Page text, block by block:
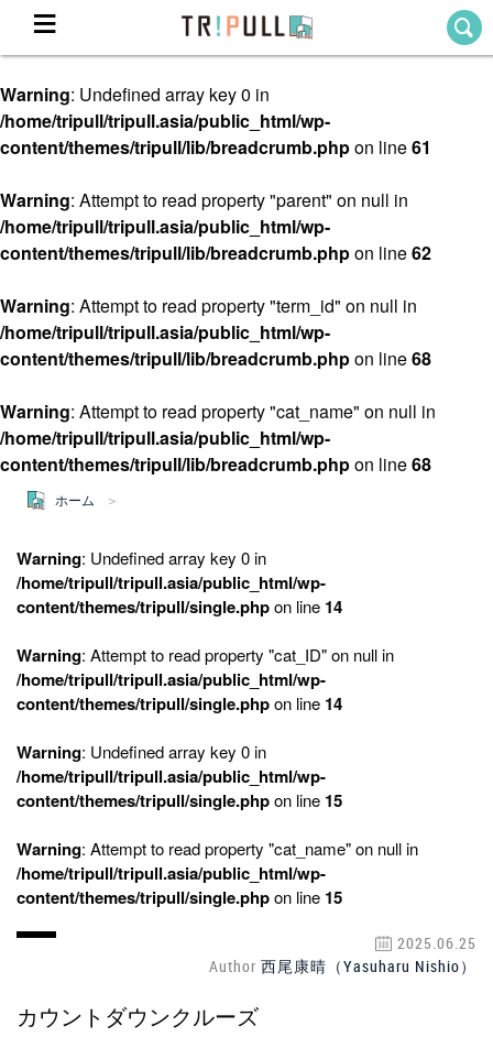
ホーム
Theme
テーマから探す
TRIPULLブログ
About
私たちについて
Warning: Undefined array key 0 in
/home/tripull/tripull.asia/public_html/wp-
content/themes/tripull/lib/breadcrumb.phpon line61
Warning: Attempt to read property "parent" on null in
/home/tripull/tripull.asia/public_html/wp-
content/themes/tripull/lib/breadcrumb.phpon line62
Warning: Attempt to read property "term_id" on null in
/home/tripull/tripull.asia/public_html/wp-
content/themes/tripull/lib/breadcrumb.phpon line68
Warning: Attempt to read property "cat_name" on null in
/home/tripull/tripull.asia/public_html/wp-
content/themes/tripull/lib/breadcrumb.phpon line68
ホーム
Warning: Undefined array key 0 in
/home/tripull/tripull.asia/public_html/wp-
content/themes/tripull/single.phpon line 14
Warning: Attempt to read property "cat_ID" on null in
/home/tripull/tripull.asia/public_html/wp-
content/themes/tripull/single.phpon line 14
Warning: Undefined array key 0 in
/home/tripull/tripull.asia/public_html/wp-
content/themes/tripull/single.phpon line 15
Warning: Attempt to read property "cat_name" on null in
/home/tripull/tripull.asia/public_html/wp-
content/themes/tripull/single.phpon line 15
2025.06.25
Author 西尾康晴（Yasuharu Nishio）
カウントダウンクルーズ